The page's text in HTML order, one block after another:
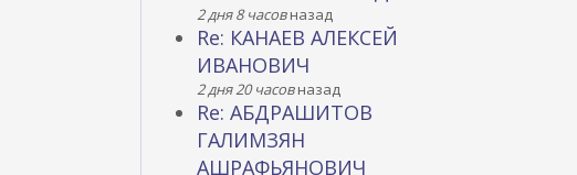
2 дня 8 часовназад
Re: КАНАЕВ АЛЕКСЕЙ
ИВАНОВИЧ
2 дня 20 часовназад
Re: АБДРАШИТОВ
ГАЛИМЗЯН
АШРАФЬЯНОВИЧ